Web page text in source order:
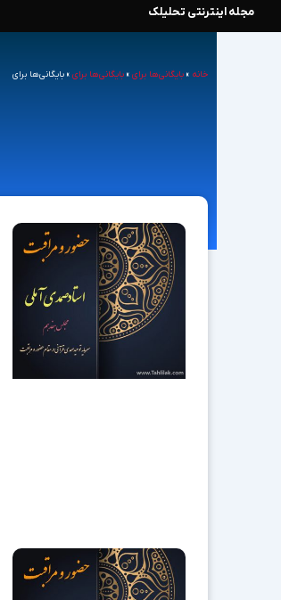
مجله اینترنتی تحلیلک
خانه » بایگانی‌ها برای » بایگانی‌ها برای » بایگانی‌ها برای